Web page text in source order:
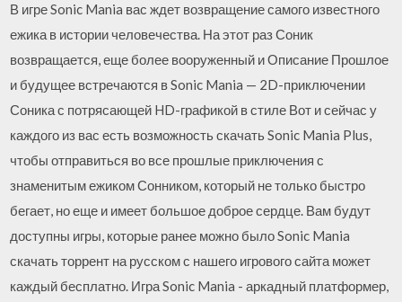
В игре Sonic Mania вас ждет возвращение самого известного
ежика в истории человечества. На этот раз Соник
возвращается, еще более вооруженный и Описание Прошлое
и будущее встречаются в Sonic Mania — 2D-приключении
Соника с потрясающей HD-графикой в стиле Вот и сейчас у
каждого из вас есть возможность скачать Sonic Mania Plus,
чтобы отправиться во все прошлые приключения с
знаменитым ежиком Сонником, который не только быстро
бегает, но еще и имеет большое доброе сердце. Вам будут
доступны игры, которые ранее можно было Sonic Mania
скачать торрент на русском с нашего игрового сайта может
каждый бесплатно. Игра Sonic Mania - аркадный платформер,